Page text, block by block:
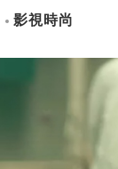
影視時尚